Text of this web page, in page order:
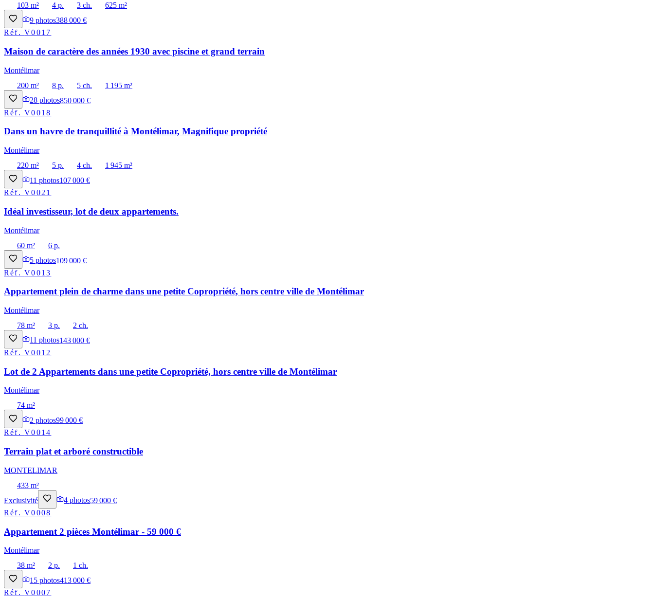
103 m²
4 p. 3 ch.
625 m²
9 photos388 000 €
Réf.V0017
Maison de caractère des années 1930 avec piscine et grand terrain
Montélimar
200 m²
8 p. 5 ch.
1 195 m²
28 photos850 000 €
Réf.V0018
Dans un havre de tranquillité à Montélimar, Magnifique propriété
Montélimar
220 m²
5 p. 4 ch.
1 945 m²
11 photos107 000 €
Réf.V0021
Idéal investisseur, lot de deux appartements.
Montélimar
60 m²
6 p.
5 photos109 000 €
Réf.V0013
Appartement plein de charme dans une petite Copropriété, hors centre ville de Montélimar
Montélimar
78 m²
3 p.
2 ch.
11 photos143 000 €
Réf.V0012
Lot de 2 Appartements dans une petite Copropriété, hors centre ville de Montélimar
Montélimar
74 m²
2 photos99 000 €
Réf.V0014
Terrain plat et arboré constructible
MONTELIMAR
433 m²
Exclusivité
4 photos59 000 €
Réf.V0008
Appartement 2 pièces Montélimar - 59 000 €
Montélimar
38 m²
2 p.
1 ch.
15 photos413 000 €
Réf.V0007